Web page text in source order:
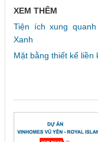
XEM THÊM
Tiện ích xung
Xanh
Mặt bằng thiết kế liền